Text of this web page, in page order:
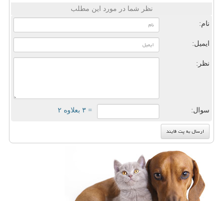
نظر شما در مورد این مطلب
نام:
ایمیل:
نظر:
سوال: = ۳ بعلاوه ۲